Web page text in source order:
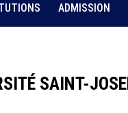
ADMISSION
SAINT-